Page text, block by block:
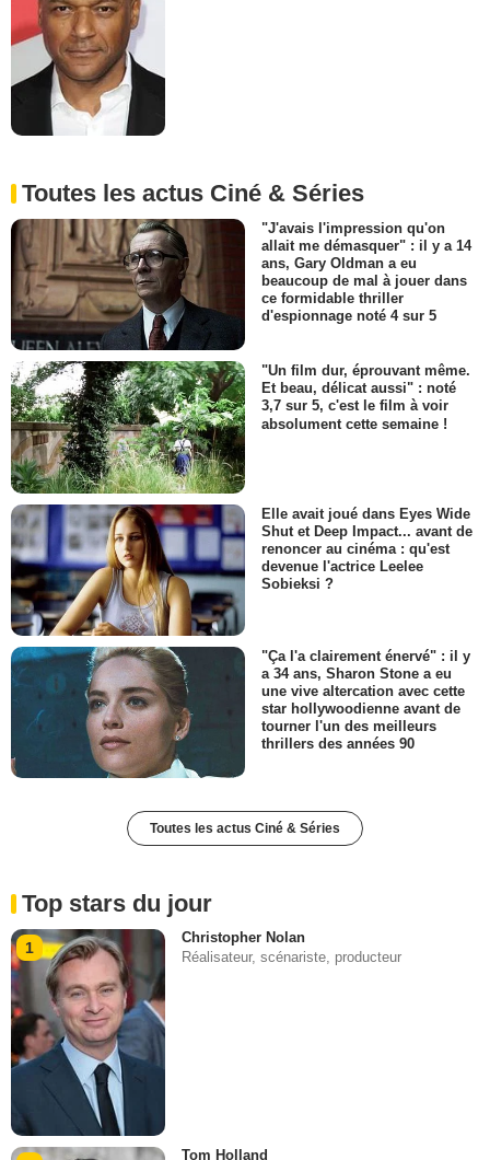
Toutes les actus Ciné & Séries
"J'avais l'impression qu'on
allait me démasquer" : il y a 14
ans, Gary Oldman a eu
beaucoup de mal à jouer dans
ce formidable thriller
d'espionnage noté 4 sur 5
"Un film dur, éprouvant même.
Et beau, délicat aussi" : noté
3,7 sur 5, c'est le film à voir
absolument cette semaine !
Elle avait joué dans Eyes Wide
Shut et Deep Impact... avant de
renoncer au cinéma : qu'est
devenue l'actrice Leelee
Sobieksi ?
"Ça l'a clairement énervé" : il y
a 34 ans, Sharon Stone a eu
une vive altercation avec cette
star hollywoodienne avant de
tourner l'un des meilleurs
thrillers des années 90
Toutes les actus Ciné & Séries
Top stars du jour
1
Christopher Nolan
Réalisateur, scénariste, producteur
Tom Holland